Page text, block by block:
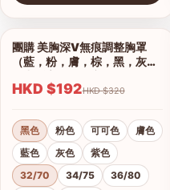
1/17
查看圖片
團購 美胸深V無痕調整胸罩
（藍，粉，膚，棕，黑，灰）
HKD $192 HKD $320
黑色 粉色 可可色
膚色
藍色
灰色
紫色
32/70
34/75 36/80